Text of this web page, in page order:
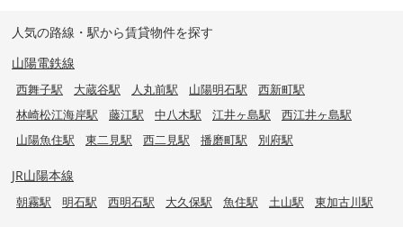
人気の路線・駅から賃貸物件を探す
山陽電鉄線
西舞子駅 大蔵谷駅 人丸前駅 山陽明石駅
西新町駅
林崎松江海岸駅
藤江駅 中八木駅 江井ヶ島駅
西江井ヶ島駅
山陽魚住駅
東二見駅 西二見駅 播磨町駅 別府駅
JR山陽本線
朝霧駅 明石駅 西明石駅 大久保駅 魚住駅 土山駅 東加古川駅